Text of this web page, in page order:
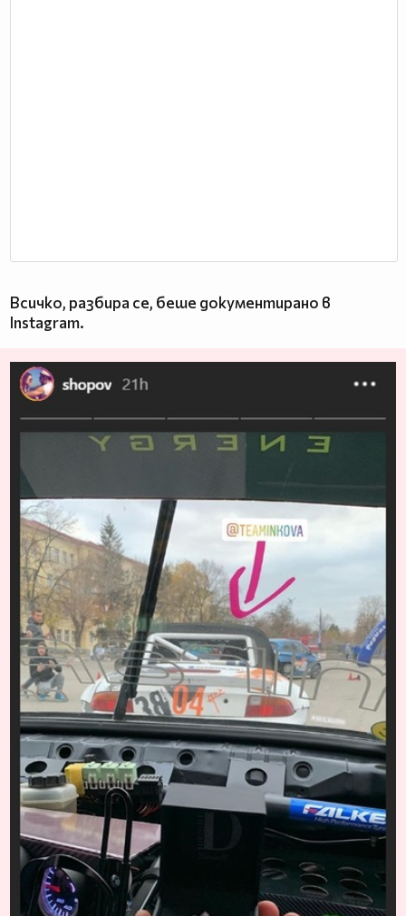
Всичко, разбира се, беше документирано в
Instagram.